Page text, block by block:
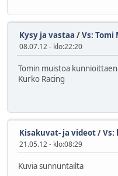
Kysy ja vastaa /Vs:
08.07.12 - klo:22:20
Tomin muistoa
Kurko Racing
Kisakuvat- ja videot/Vs:
21.05.12 - klo:08:29
Kuvia sunnuntailta